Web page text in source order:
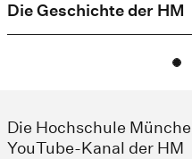
Die Geschichte der HM
Die Hochschule
YouTube-Kanal der HM